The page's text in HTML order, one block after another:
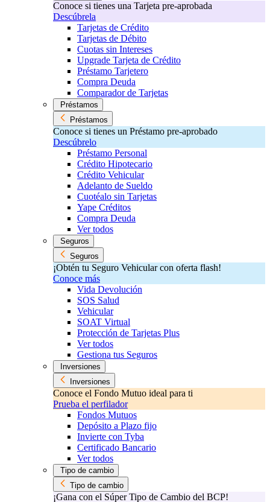
Conoce si tienes una Tarjeta pre-aprobada
Descúbrela
Tarjetas de Crédito
Tarjetas de Débito
Cuotas sin Intereses
Upgrade Tarjeta de Crédito
Préstamo Tarjetero
Compra Deuda
Comparador de Tarjetas
Préstamos
Préstamos
Conoce si tienes un Préstamo pre-aprobado
Descúbrelo
Préstamo Personal
Crédito Hipotecario
Crédito Vehicular
Adelanto de Sueldo
Cuotéalo sin Tarjetas
Yape Créditos
Compra Deuda
Ver todos
Seguros
Seguros
¡Obtén tu Seguro Vehicular con oferta flash!
Conoce más
Vida Devolución
SOS Salud
Vehicular
SOAT Virtual
Protección de Tarjetas Plus
Ver todos
Gestiona tus Seguros
Inversiones
Inversiones
Conoce el Fondo Mutuo ideal para ti
Prueba el perfilador
Fondos Mutuos
Depósito a Plazo fijo
Invierte con Tyba
Certificado Bancario
Ver todos
Tipo de cambio
Tipo de cambio
¡Gana con el Súper Tipo de Cambio del BCP!